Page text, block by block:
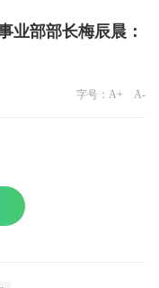
业部部长梅辰晨：
字号： A+ A-